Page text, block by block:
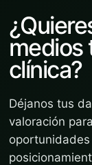
medios
clínica?
Déjanos tus
valoración